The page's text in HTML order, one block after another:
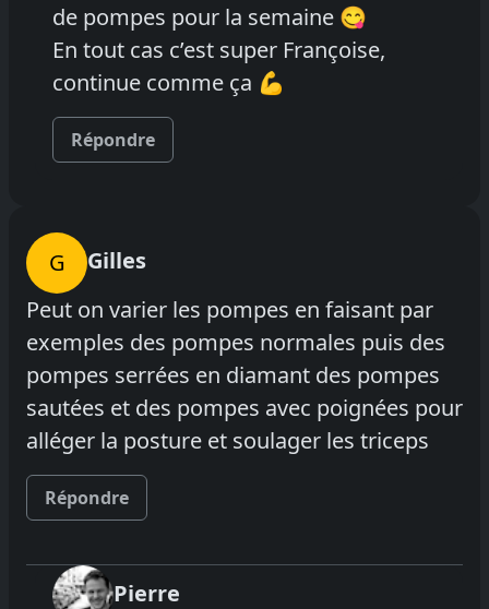
de pompes pour la semaine 😋
En tout cas c’est super Françoise,
continue comme ça 💪
Répondre
G
Gilles
Peut on varier les pompes en faisant par
exemples des pompes normales puis des
pompes serrées en diamant des pompes
sautées et des pompes avec poignées pour
alléger la posture et soulager les triceps
Répondre
Pierre